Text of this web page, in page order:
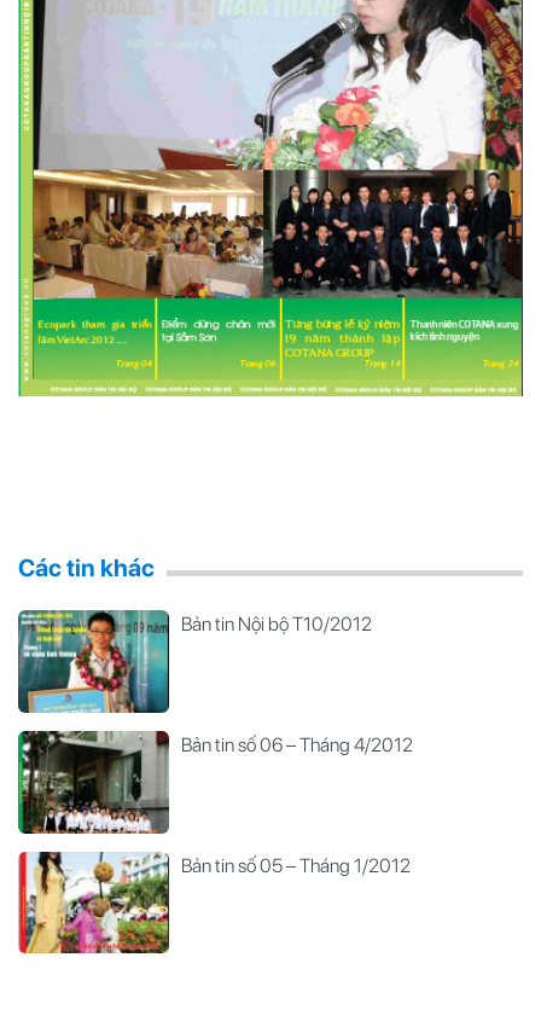
Các tin khác
Bản tin Nội bộ T10/2012
Bản tin số 06 – Tháng 4/2012
Bản tin số 05 – Tháng 1/2012